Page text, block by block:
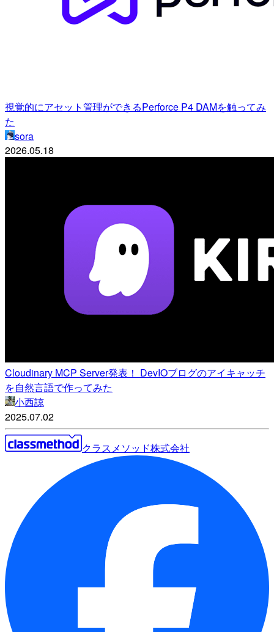
視覚的にアセット管理ができるPerforce P4 DAMを触ってみ
た
sora
2026.05.18
Cloudinary MCP Server発表！ DevIOブログのアイキャッチ
を自然言語で作ってみた
小西諒
2025.07.02
クラスメソッド株式会社